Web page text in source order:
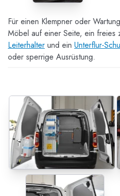
Für einen Klempner oder
Möbel auf einer Seite, ein freies
Leiterhalter und ein Unterflur-
oder sperrige Ausrüstung.